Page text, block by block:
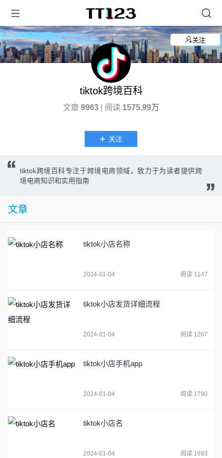
关注
tiktok跨境百科
文章 9963 | 阅读 1575.99万
关注
tiktok跨境百科专注于跨境电商领域，致力于为读者提供跨
境电商知识和实用指南
文章
tiktok小店名称
2024-01-04 阅读 1147
tiktok小店发货详细流程
2024-01-04 阅读 1267
tiktok小店手机app
2024-01-04 阅读 1790
tiktok小店名
2024-01-04 阅读 1693